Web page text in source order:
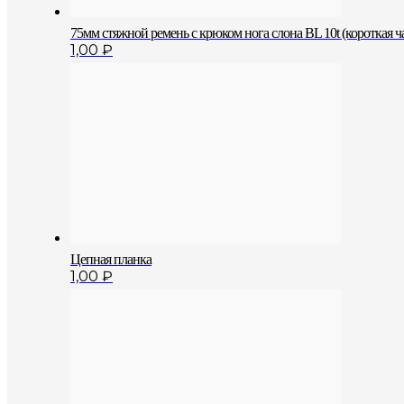
75мм стяжной ремень с крюком нога слона BL 10t (короткая
1,00 ₽
Цепная планка
1,00 ₽